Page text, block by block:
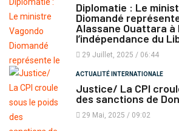
Diplomatie : Le
Diomandé
Alassane Ouattara
l’indépendance du
29 Juillet, 2025 / 06:44
ACTUALITÉ INTERNATIONALE
Justice/ La CPI
des sanctions de
29 Mai, 2025 / 09:02